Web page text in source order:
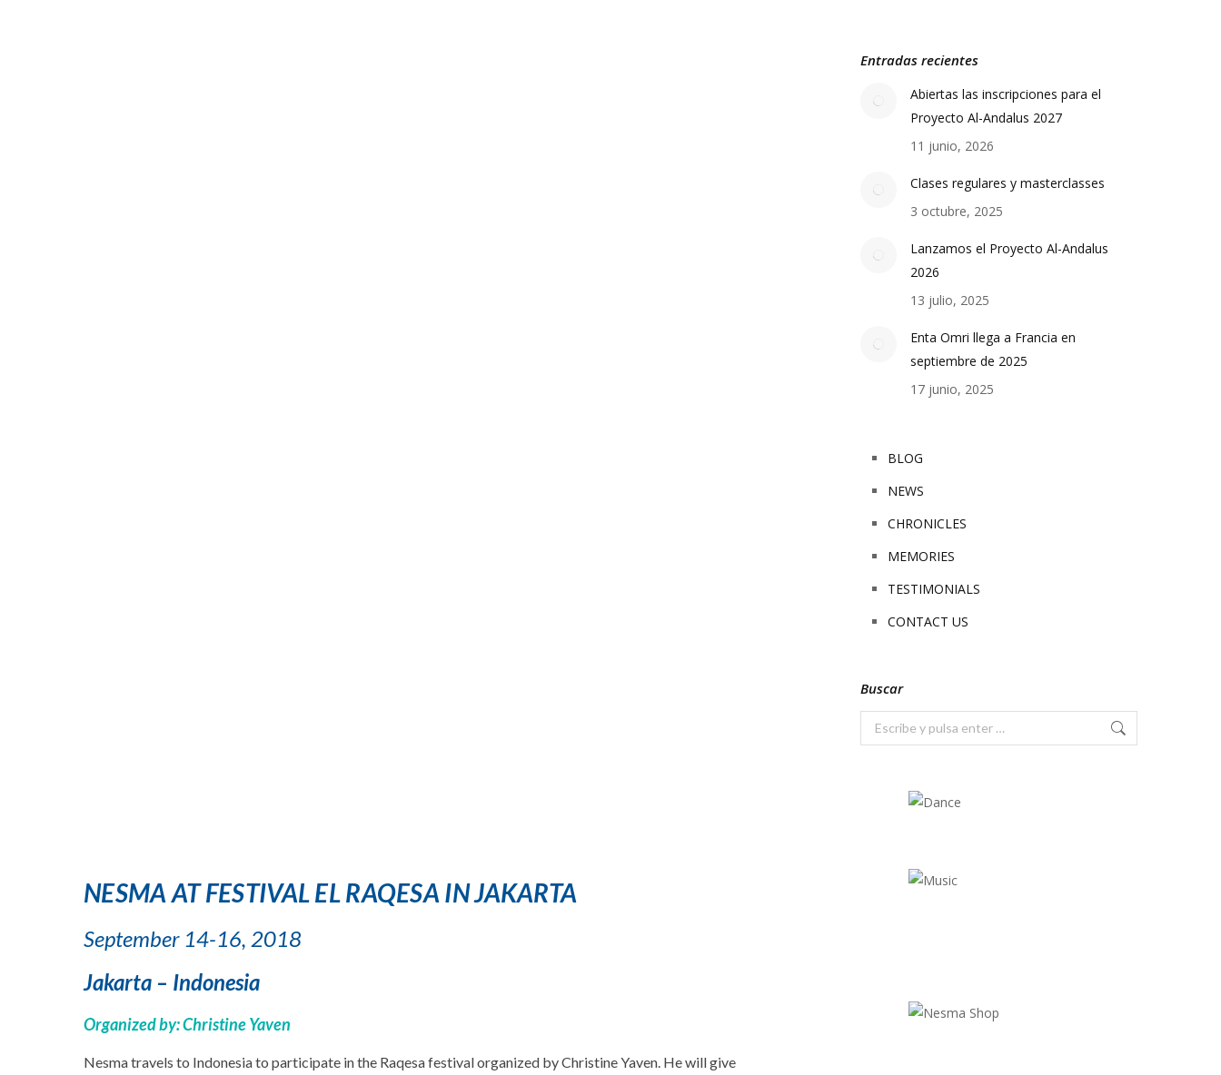
NESMA AT FESTIVAL EL RAQESA IN JAKARTA
September 14-16, 2018
Jakarta – Indonesia
Organized by: Christine Yaven
Nesma travels to Indonesia to participate in the Raqesa festival organized by Christine Yaven. He will give
Entradas recientes
Abiertas las inscripciones para el
Proyecto Al-Andalus 2027
11 junio, 2026
Clases regulares y masterclasses
3 octubre, 2025
Lanzamos el Proyecto Al-Andalus
2026
13 julio, 2025
Enta Omri llega a Francia en
septiembre de 2025
17 junio, 2025
BLOG
NEWS
CHRONICLES
MEMORIES
TESTIMONIALS
CONTACT US
Buscar
Buscar: